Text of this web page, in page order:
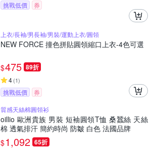
挑戰低價 券
上衣/長袖/男長袖/男裝/運動上衣/圓領
NEW FORCE 撞色拼貼圓領縮口上衣-4色可選
$475 89折
4(1)
挑戰低價
券
質感天絲棉圓領衫
oillio 歐洲貴族 男裝 短袖圓領T恤 桑蠶絲 天絲
棉 透氣排汗 簡約時尚 防皺 白色 法國品牌
$1,092 65折